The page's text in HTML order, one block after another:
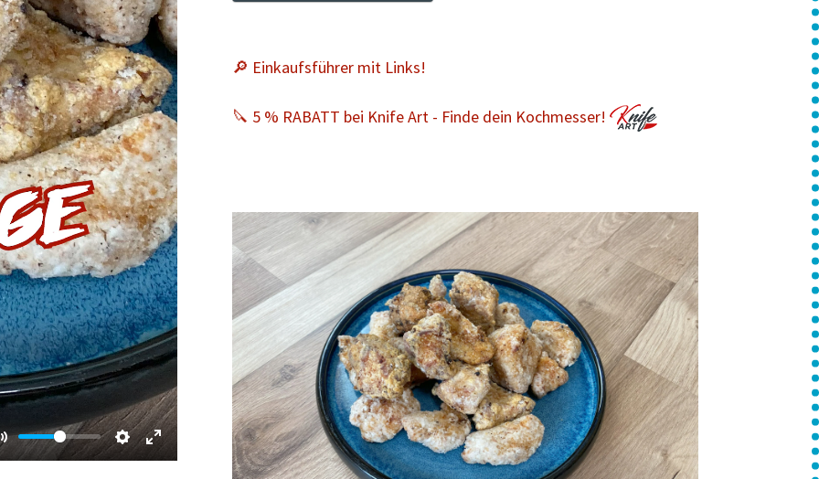
🔎 Einkaufsführer mit Links!
🔪 5 % RABATT bei Knife Art - Finde dein Kochmesser!